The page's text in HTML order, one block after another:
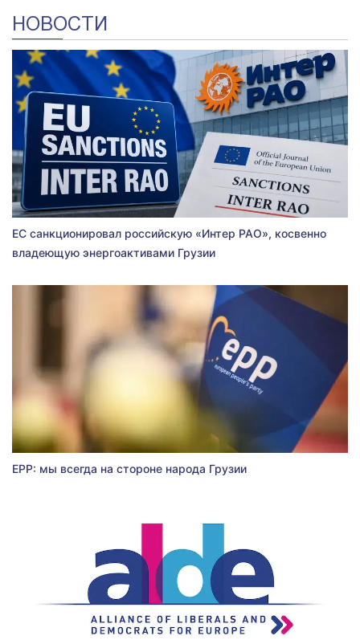
НОВОСТИ
ЕС санкционировал российскую «Интер РАО», косвенно
владеющую энергоактивами Грузии
EPP: мы всегда на стороне народа Грузии